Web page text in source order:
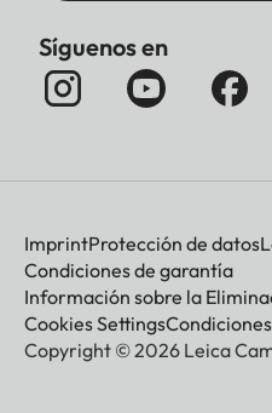
Síguenos en
ImprintProtección de datos
Condiciones de garantía
Información sobre la
Cookies Settings
Copyright © 2026 Leica